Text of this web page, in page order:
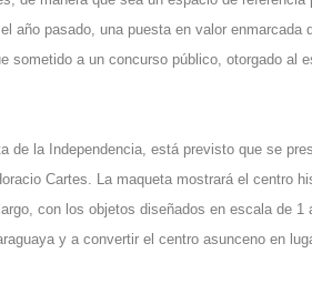
año pasado, una puesta en valor enmarcada
sometido a un concurso público, otorgado al
de la Independencia, está previsto que se
Cartes. La maqueta mostrará el centro
con los objetos diseñados en escala de 1
y a convertir el centro asunceno en